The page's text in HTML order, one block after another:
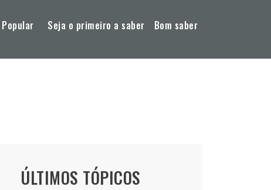
Popular Seja o primeiro a saber Bom saber
ÚLTIMOS TÓPICOS